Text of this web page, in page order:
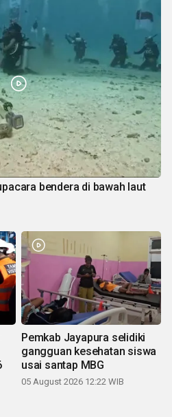
bendera di bawah laut
Pemkab Jayapura selidiki
gangguan kesehatan siswa
usai santap MBG
05 August 2026 12:22 WIB